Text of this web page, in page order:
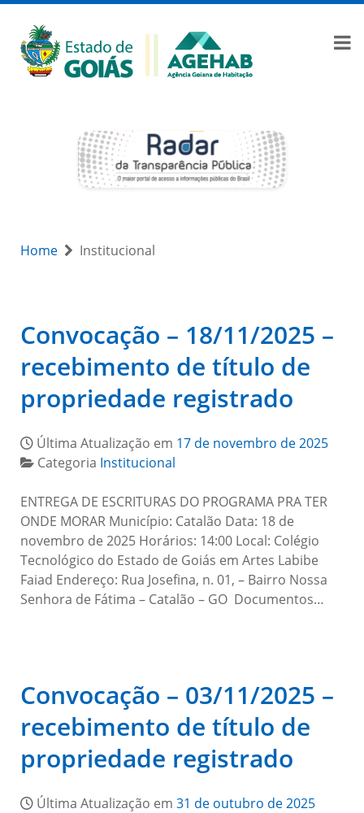
Home Institucional
Convocação – 18/11/2025 –
recebimento de título de
propriedade registrado
Última Atualização em 17 de novembro de 2025
Categoria Institucional
ENTREGA DE ESCRITURAS DO PROGRAMA PRA TER
ONDE MORAR Município: Catalão Data: 18 de
novembro de 2025 Horários: 14:00 Local: Colégio
Tecnológico do Estado de Goiás em Artes Labibe
Faiad Endereço: Rua Josefina, n. 01, – Bairro Nossa
Senhora de Fátima – Catalão – GO Documentos…
Convocação – 03/11/2025 –
recebimento de título de
propriedade registrado
Última Atualização em 31 de outubro de 2025